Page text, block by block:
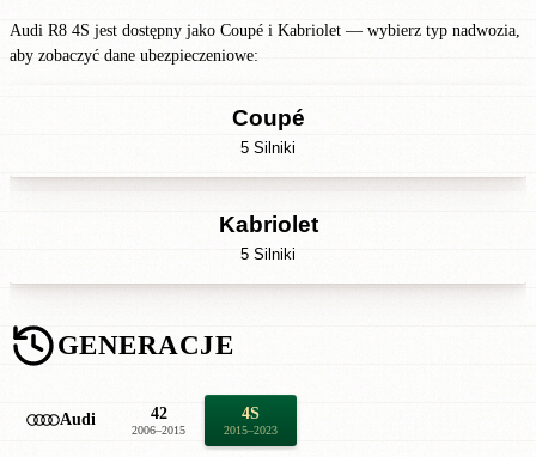
Audi R8 4S jest dostępny jako Coupé i Kabriolet — wybierz typ nadwozia,
aby zobaczyć dane ubezpieczeniowe:
Coupé
5 Silniki
Kabriolet
5 Silniki
GENERACJE
Audi 42
2006–2015
4S
2015–2023